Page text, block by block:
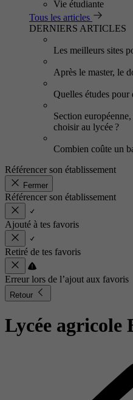
Vie étudiante
Tous les articles
DERNIERS ARTICLES
Les meilleurs sites
Après le master, le
Quelles études pour
Section
choisir au lycée ?
Combien coûte un
Référencer son établissement
Fermer
Référencer son établissement
Ajouté à tes favoris
Retiré de tes favoris
Erreur lors de l’ajout aux favoris
Retour
Lycée agricole